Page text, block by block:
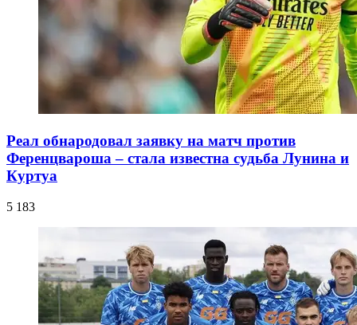
Реал обнародовал заявку на матч против
Ференцвароша – стала известна судьба Лунина и
Куртуа
5 183